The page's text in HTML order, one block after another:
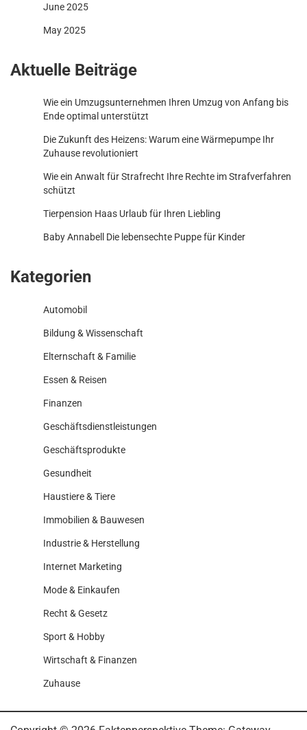
June 2025
May 2025
Aktuelle Beiträge
Wie ein Umzugsunternehmen Ihren Umzug von Anfang bis
Ende optimal unterstützt
Die Zukunft des Heizens: Warum eine Wärmepumpe Ihr
Zuhause revolutioniert
Wie ein Anwalt für Strafrecht Ihre Rechte im Strafverfahren
schützt
Tierpension Haas Urlaub für Ihren Liebling
Baby Annabell Die lebensechte Puppe für Kinder
Kategorien
Automobil
Bildung & Wissenschaft
Elternschaft & Familie
Essen & Reisen
Finanzen
Geschäftsdienstleistungen
Geschäftsprodukte
Gesundheit
Haustiere & Tiere
Immobilien & Bauwesen
Industrie & Herstellung
Internet Marketing
Mode & Einkaufen
Recht & Gesetz
Sport & Hobby
Wirtschaft & Finanzen
Zuhause